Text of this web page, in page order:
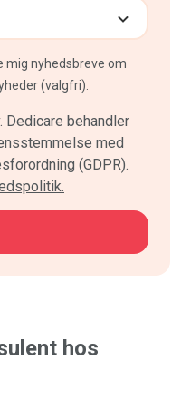
mig nyhedsbreve om
(valgfri).
behandler
med
(GDPR).
hos